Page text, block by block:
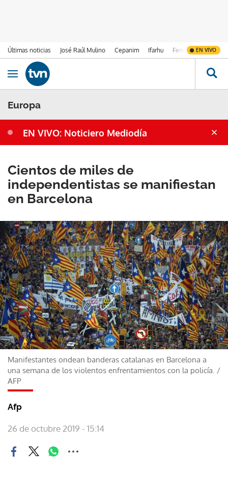
Últimas noticias José Raúl Mulino Cepanim Ifarhu Fenómeno de El
EN VIVO
Ir al contenido
Obrir navegació
Europa
EN VIVO: Noticiero Mediodía
Cientos de miles de
independentistas se manifiestan
en Barcelona
Manifestantes ondean banderas catalanas en Barcelona a
una semana de los violentos enfrentamientos con la policía. /
AFP
Afp
26 de octubre 2019 - 15:14